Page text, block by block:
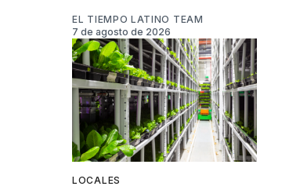
EL TIEMPO LATINO TEAM
7 de agosto de 2026
LOCALES